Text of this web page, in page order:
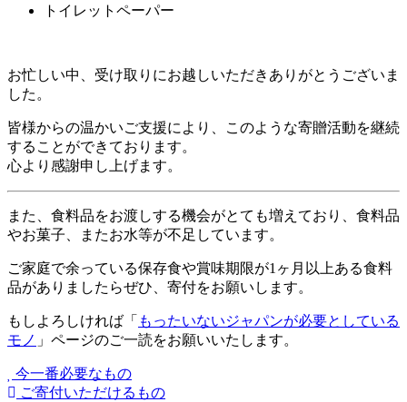
トイレットペーパー
お忙しい中、受け取りにお越しいただきありがとうございま
した。
皆様からの温かいご支援により、このような寄贈活動を継続
することができております。
心より感謝申し上げます。
また、食料品をお渡しする機会がとても増えており、食料品
やお菓子、またお水等が不足しています。
ご家庭で余っている保存食や賞味期限が1ヶ月以上ある食料
品がありましたらぜひ、寄付をお願いします。
もしよろしければ「 もったいないジャパンが必要としている
モノ 」ページのご一読をお願いいたします。
今一番必要なもの
ご寄付いただけるもの